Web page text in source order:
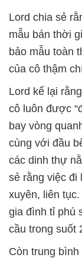
Lord chia sẻ
mẫu bán thời
bảo mẫu toàn
của cô thậm
Lord kể lại
cô luôn được
bay vòng
cùng với đầu
các dinh thự
sẻ rằng việc đi
xuyên, liên
gia đình tỉ phú
cầu trong suốt
Còn trung